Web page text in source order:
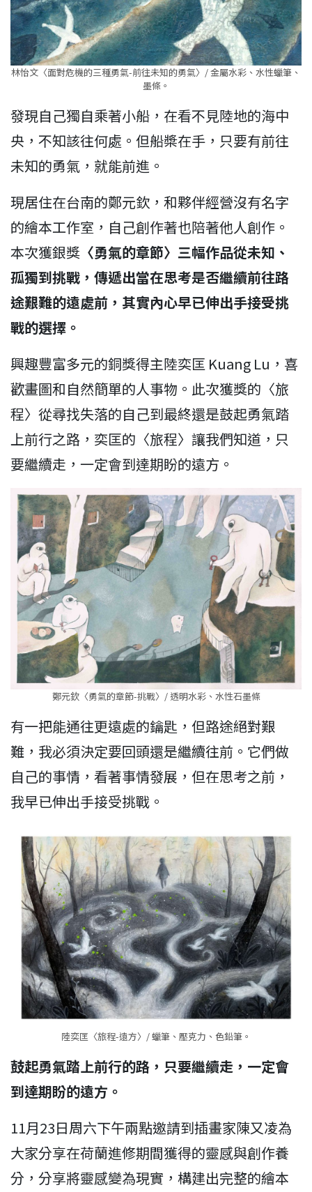
林怡文〈面對危機的三種勇氣-前往未知的勇氣〉/ 金屬水彩、水性蠟筆、
墨條。
發現自己獨自乘著小船，在看不見陸地的海中
央，不知該往何處。但船槳在手，只要有前往
未知的勇氣，就能前進。
現居住在台南的鄭元欽，和夥伴經營沒有名字
的繪本工作室，自己創作著也陪著他人創作。
本次獲銀獎 〈勇氣的章節〉三幅作品從未知、
孤獨到挑戰，傳遞出當在思考是否繼續前往路
途艱難的遠處前，其實內心早已伸出手接受挑
戰的選擇。
興趣豐富多元的銅獎得主陸奕匡 Kuang Lu，喜
歡畫圖和自然簡單的人事物。此次獲獎的〈旅
程〉從尋找失落的自己到最終還是鼓起勇氣踏
上前行之路，奕匡的〈旅程〉讓我們知道，只
要繼續走，一定會到達期盼的遠方。
鄭元欽〈勇氣的章節-挑戰〉/ 透明水彩、水性石墨條
有一把能通往更遠處的鑰匙，但路途絕對艱
難，我必須決定要回頭還是繼續往前。它們做
自己的事情，看著事情發展，但在思考之前，
我早已伸出手接受挑戰。
陸奕匡〈旅程-遠方〉/ 蠟筆、壓克力、色鉛筆。
鼓起勇氣踏上前行的路，只要繼續走，一定會
到達期盼的遠方。
11月23日周六下午兩點邀請到插畫家陳又凌為
大家分享在荷蘭進修期間獲得的靈感與創作養
分，分享將靈感變為現實，構建出完整的繪本